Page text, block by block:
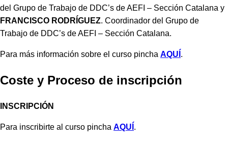
del Grupo de Trabajo de DDC’s de AEFI – Sección Catalana y
FRANCISCO RODRÍGUEZ. Coordinador del Grupo de
Trabajo de DDC’s de AEFI – Sección Catalana.
Para más información sobre el curso pincha AQUÍ .
Coste y Proceso de inscripción
INSCRIPCIÓN
Para inscribirte al curso pincha AQUÍ .